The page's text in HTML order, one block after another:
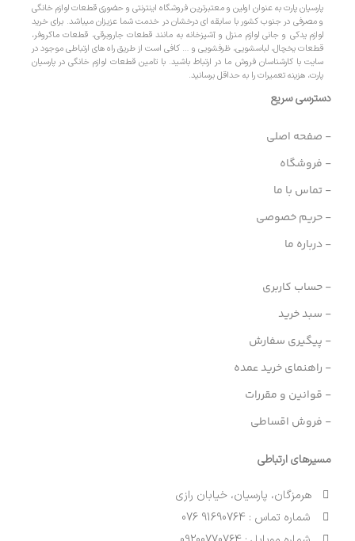
پارسیان پارت به عنوان اولین و معتبرترین فروشگاه اینترنتی و حضوری قطعات لوازم خانگی
و مصرفی در جنوب کشور با سابقه ای درخشان در خدمت شما عزیزان میباشد. برای خرید
لوازم یدکی و جانی لوازم منزل و آشپزخانه به مانند قطعات جاروبرقی، قطعات ماکروفر،
قطعات یخچال، لباسشویی، ظرفشویی و … کافی است از طریق راه های ارتباطی موجود در
سایت با کارشناسان فروش ما در ارتباط باشید. با تامین قطعات لوازم خانگی در پارسیان
پارت، هزینه تعمیرات را به حداقل برسانید.
دسترسی سریع
- صفحه اصلی
- فروشگاه
- تماس با ما
- حریم خصوصی
- درباره ما
- حساب کاربری
- سبد خرید
- پیگیری سفارش
- راهنمای خرید عمده
- قوانین و مقررات
- فروش اقساطی
مسیرهای ارتباطی
هرمزگان، پارسیان، خیابان رازی
شماره تماس : 91690764 076